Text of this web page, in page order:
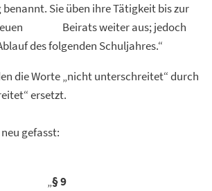
Sie üben ihre Tätigkeit bis zur
neuen Beirats weiter aus; jedoch
des folgenden Schuljahres.“
die Worte „nicht unterschreitet“ durch
ersetzt.
gefasst:
„§ 9